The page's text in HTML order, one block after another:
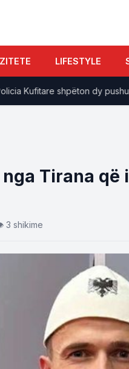
LIFESTYLE
Kufitare shpëton dy pushues,
Tirana që
3 shikime